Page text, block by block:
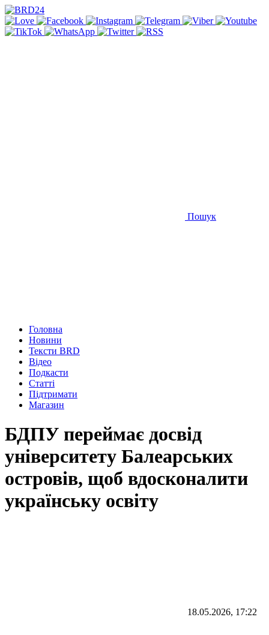
Пошук
Головна
Новини
Тексти BRD
Відео
Подкасти
Статті
Підтримати
Магазин
БДПУ переймає досвід
університету Балеарських
островів, щоб вдосконалити
українську освіту
18.05.2026, 17:22